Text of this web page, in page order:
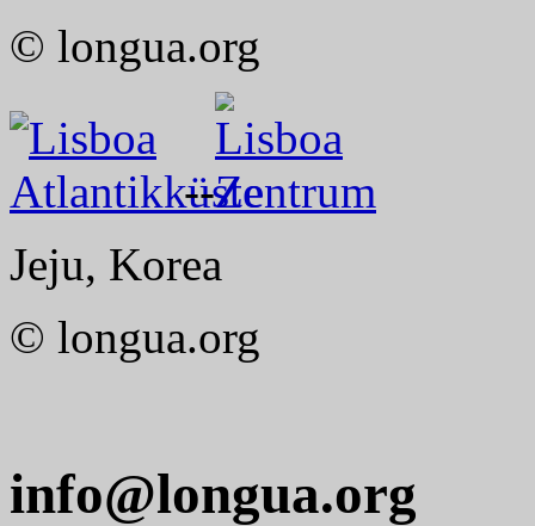
© longua.org
--
Jeju, Korea
© longua.org
info@longua.org